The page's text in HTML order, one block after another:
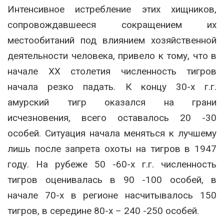
Интенсивное истребление этих хищников,
сопровождавшееся сокращением их
местообитаний под влиянием хозяйственной
деятельности человека, привело к тому, что в
начале XX столетия численность тигров
начала резко падать. К концу 30-х г.г.
амурский тигр оказался на грани
исчезновения, всего оставалось 20 -30
особей. Ситуация начала меняться к лучшему
лишь после запрета охоты на тигров в 1947
году. На рубеже 50 -60-х г.г. численность
тигров оценивалась в 90 -100 особей, в
начале 70-х в регионе насчитывалось 150
тигров, в середине 80-х – 240 -250 особей.